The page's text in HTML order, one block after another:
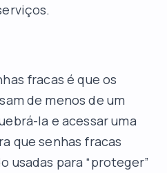
fracas é que os
de menos de um
la e acessar uma
que senhas fracas
usadas para “proteger”